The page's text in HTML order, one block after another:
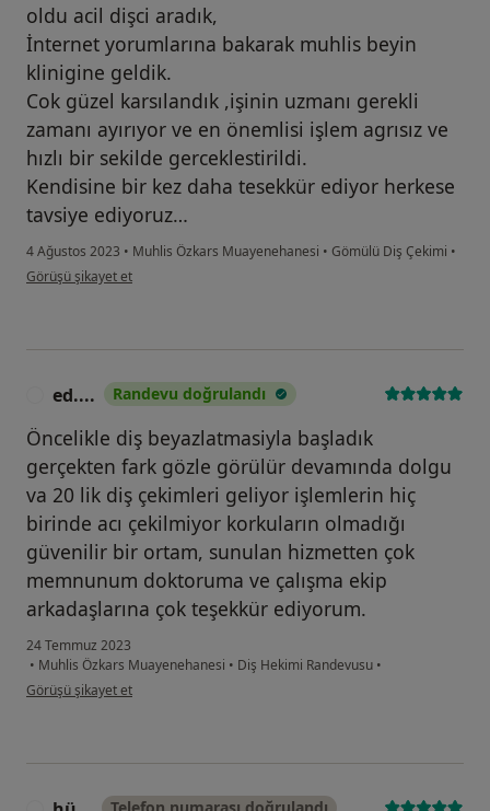
oldu acil dişci aradık,
İnternet yorumlarına bakarak muhlis beyin
klinigine geldik.
Cok güzel karsılandık ,işinin uzmanı gerekli
zamanı ayırıyor ve en önemlisi işlem agrısız ve
hızlı bir sekilde gerceklestirildi.
Kendisine bir kez daha tesekkür ediyor herkese
tavsiye ediyoruz…
4 Ağustos 2023 • Muhlis Özkars Muayenehanesi • Gömülü Diş Çekimi •
kullanıcının görüşüne göre s.....
Görüşü şikayet et
ed.... Randevu doğrulandı
Öncelikle diş beyazlatmasiyla başladık
gerçekten fark gözle görülür devamında dolgu
va 20 lik diş çekimleri geliyor işlemlerin hiç
birinde acı çekilmiyor korkuların olmadığı
güvenilir bir ortam, sunulan hizmetten çok
memnunum doktoruma ve çalışma ekip
arkadaşlarına çok teşekkür ediyorum.
24 Temmuz 2023
• Muhlis Özkars Muayenehanesi • Diş Hekimi Randevusu •
kullanıcının görüşüne göre ed....
Görüşü şikayet et